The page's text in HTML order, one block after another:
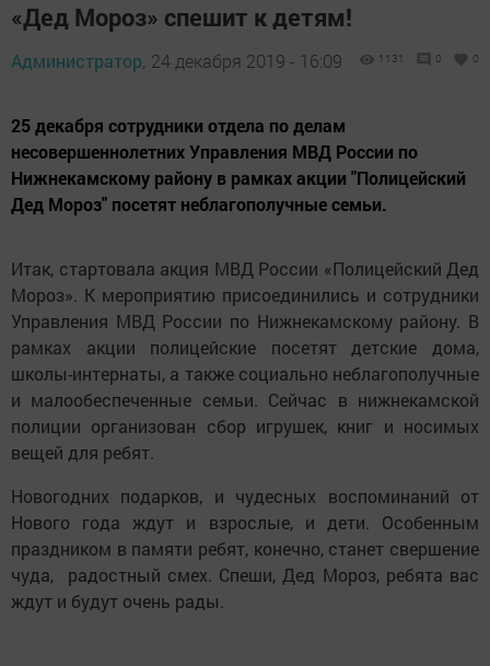
«Дед Мороз» спешит к детям!
Администратор, 24 декабря 2019 - 16:09 1131 0 0
25 декабря сотрудники отдела по делам
несовершеннолетних Управления МВД России по
Нижнекамскому району в рамках акции "Полицейский
Дед Мороз" посетят неблагополучные семьи.
Итак, стартовала акция МВД России «Полицейский Дед
Мороз». К мероприятию присоединились и сотрудники
Управления МВД России по Нижнекамскому району. В
рамках акции полицейские посетят детские дома,
школы-интернаты, а также социально неблагополучные
и малообеспеченные семьи. Сейчас в нижнекамской
полиции организован сбор игрушек, книг и носимых
вещей для ребят.
Новогодних подарков, и чудесных воспоминаний от
Нового года ждут и взрослые, и дети. Особенным
праздником в памяти ребят, конечно, станет свершение
чуда, радостный смех. Спеши, Дед Мороз, ребята вас
ждут и будут очень рады.